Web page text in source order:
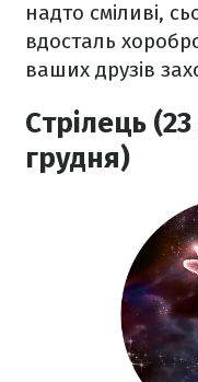
надто сміливі,
вдосталь
ваших друзів
Стрілець
грудня)